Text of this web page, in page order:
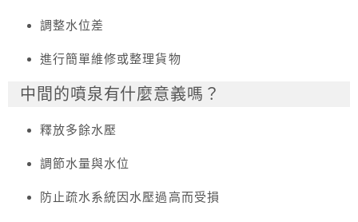
調整水位差
進行簡單維修或整理貨物
中間的噴泉有什麼意義嗎？
釋放多餘水壓
調節水量與水位
防止疏水系統因水壓過高而受損